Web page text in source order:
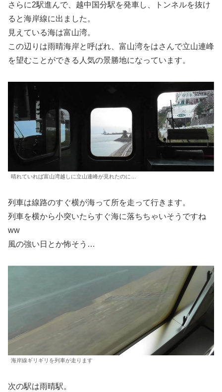
さらに2駅進んで、越中国分駅を発車し、トンネルを抜け
ると海岸線に出ました。
見えている海は富山湾。
この辺りは雨晴海岸と呼ばれ、富山湾をはさんで立山連峰
を望むことができる人気の景勝地になっています。
晴れていれば富山湾越しに立山連峰が見れたのに…
列車は線路のすぐ横が海って所を走って行きます。
列車を横から小突いたらすぐ海に落ちちゃいそうですね
ww
風の強い日とか怖そう…
海岸線ギリギリを列車が走ります
次の駅は雨晴駅。